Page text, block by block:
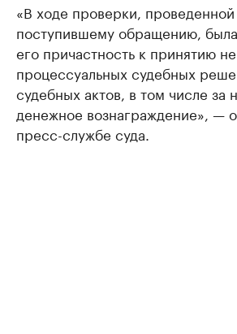
«В ходе проверки,
поступившему обращению,
его причастность к принятию не
процессуальных судебных
судебных актов, в том числе за
денежное вознаграждение», —
пресс-службе суда.